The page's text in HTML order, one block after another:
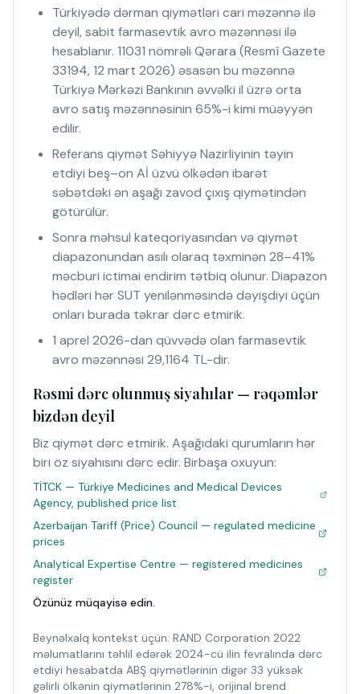
Türkiyədə dərman qiymətləri cari məzənnə ilə
deyil, sabit farmasevtik avro məzənnəsi ilə
hesablanır. 11031 nömrəli Qərara (Resmî Gazete
33194, 12 mart 2026) əsasən bu məzənnə
Türkiyə Mərkəzi Bankının əvvəlki il üzrə orta
avro satış məzənnəsinin 65%-i kimi müəyyən
edilir.
Referans qiymət Səhiyyə Nazirliyinin təyin
etdiyi beş–on Aİ üzvü ölkədən ibarət
səbətdəki ən aşağı zavod çıxış qiymətindən
götürülür.
Sonra məhsul kateqoriyasından və qiymət
diapazonundan asılı olaraq təxminən 28–41%
məcburi ictimai endirim tətbiq olunur. Diapazon
hədləri hər SUT yenilənməsində dəyişdiyi üçün
onları burada təkrar dərc etmirik.
1 aprel 2026-dan qüvvədə olan farmasevtik
avro məzənnəsi 29,1164 TL-dir.
Rəsmi dərc olunmuş siyahılar — rəqəmlər
bizdən deyil
Biz qiymət dərc etmirik. Aşağıdaki qurumların hər
biri öz siyahısını dərc edir. Birbaşa oxuyun:
TİTCK — Türkiye Medicines and Medical Devices
Agency, published price list
Azerbaijan Tariff (Price) Council — regulated medicine
prices
Analytical Expertise Centre — registered medicines
register
Özünüz müqayisə edin.
Beynəlxalq kontekst üçün: RAND Corporation 2022
məlumatlarını təhlil edərək 2024-cü ilin fevralında dərc
etdiyi hesabatda ABŞ qiymətlərinin digər 33 yüksək
gəlirli ölkənin qiymətlərinin 278%-i, orijinal brend